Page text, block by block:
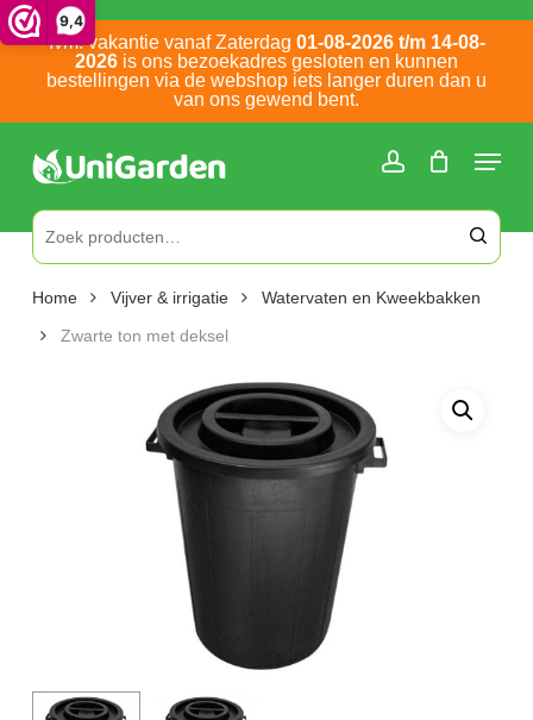
9,4
Skip
to
Ivm. vakantie vanaf Zaterdag 01-08-2026 t/m 14-08-
2026 is ons bezoekadres gesloten en kunnen
bestellingen via de webshop iets langer duren dan u
van ons gewend bent.
Home Vijver & irrigatie
Watervaten en Kweekbakken
Zwarte ton met deksel